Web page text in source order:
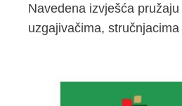
Navedena izvješća
uzgajivačima,